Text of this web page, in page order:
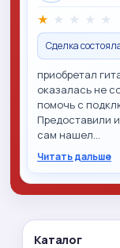
★ ★ ★ ★ ★
Сделка
приобретал
оказалась не
помочь с
Предоставили
сам нашел…
Читать дальше
Каталог